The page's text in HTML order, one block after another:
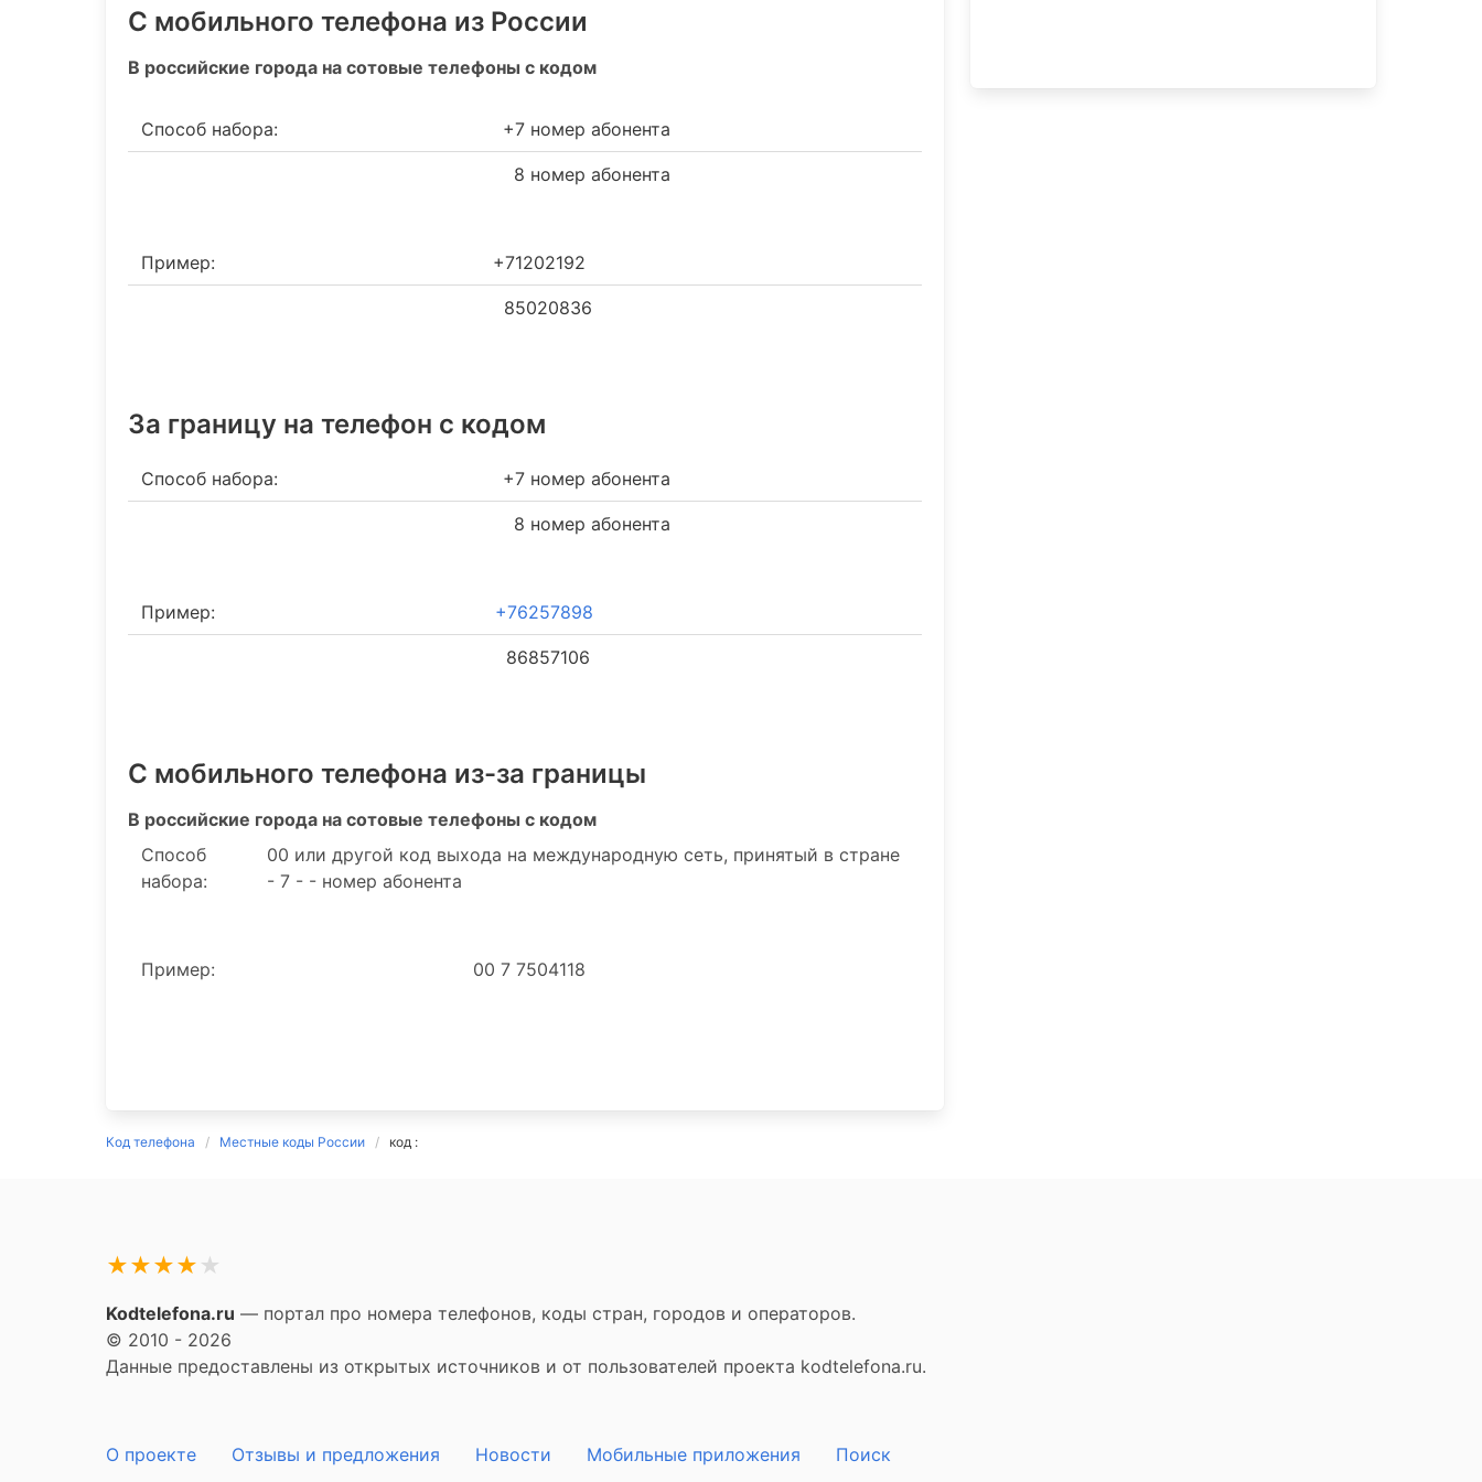
С мобильного телефона из России
В российские города на сотовые телефоны с кодом
Способ набора: +7 номер абонента
8 номер абонента
Пример: +71202192
85020836
За границу на телефон c кодом
Способ набора: +7 номер абонента
8 номер абонента
Пример: +76257898
86857106
С мобильного телефона из-за границы
В российские города на сотовые телефоны с кодом
Способ
набора:
00 или другой код выхода на международную сеть, принятый в стране
- 7 - - номер абонента
Пример: 00 7 7504118
Код телефона Местные коды России код :
★
★
★
★
★
Kodtelefona.ru — портал про номера телефонов, коды стран, городов и операторов.
© 2010 - 2026
Данные предоставлены из открытых источников и от пользователей проекта kodtelefona.ru.
О проекте Отзывы и предложения Новости Мобильные приложения Поиск